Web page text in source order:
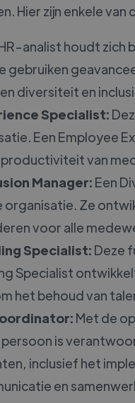
Hier zijn enkele
analist houdt zich
gebruiken
diversiteit en
Specialist:
Een Employee
van
Manager: Een
organisatie. Ze
voor alle
Specialist: Deze
Specialist
het behoud van
Met de
is
inclusief het
en